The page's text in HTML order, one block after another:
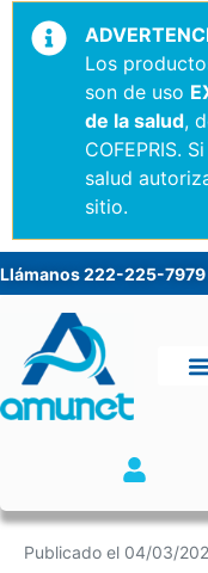
Los
son de uso
de la salud,
COFEPRIS.
salud
sitio.
Llámanos 222-225-7979
Publicado el 04/03/